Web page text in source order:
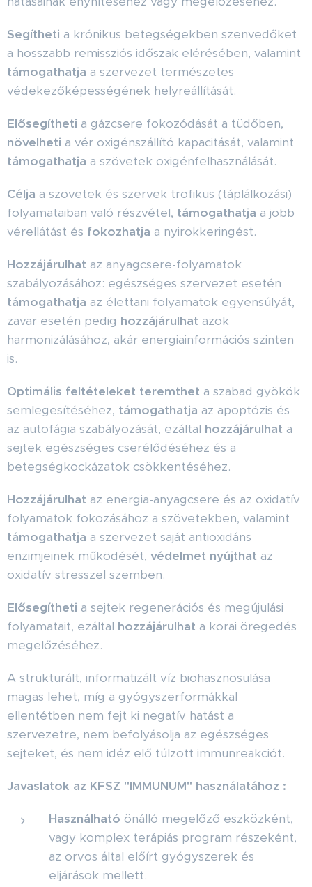
Segítheti a krónikus betegségekben szenvedőket
a hosszabb remissziós időszak elérésében, valamint
támogathatja a szervezet természetes
védekezőképességének helyreállítását.
Elősegítheti a gázcsere fokozódását a tüdőben,
növelheti a vér oxigénszállító kapacitását, valamint
támogathatja a szövetek oxigénfelhasználását.
Célja a szövetek és szervek trofikus (táplálkozási)
folyamataiban való részvétel, támogathatja a jobb
vérellátást és fokozhatja a nyirokkeringést.
Hozzájárulhat az anyagcsere-folyamatok
szabályozásához: egészséges szervezet esetén
támogathatja az élettani folyamatok egyensúlyát,
zavar esetén pedig hozzájárulhat azok
harmonizálásához, akár energiainformációs szinten
is.
Optimális feltételeket teremthet a szabad gyökök
semlegesítéséhez, támogathatja az apoptózis és
az autofágia szabályozását, ezáltal hozzájárulhat a
sejtek egészséges cserélődéséhez és a
betegségkockázatok csökkentéséhez.
Hozzájárulhat az energia-anyagcsere és az oxidatív
folyamatok fokozásához a szövetekben, valamint
támogathatja a szervezet saját antioxidáns
enzimjeinek működését, védelmet nyújthat az
oxidatív stresszel szemben.
Elősegítheti a sejtek regenerációs és megújulási
folyamatait, ezáltal hozzájárulhat a korai öregedés
megelőzéséhez.
A strukturált, informatizált víz biohasznosulása
magas lehet, míg a gyógyszerformákkal
ellentétben nem fejt ki negatív hatást a
szervezetre, nem befolyásolja az egészséges
sejteket, és nem idéz elő túlzott immunreakciót.
Javaslatok az KFSZ "IMMUNUM" használatához :
Használható önálló megelőző eszközként,
vagy komplex terápiás program részeként,
az orvos által előírt gyógyszerek és
eljárások mellett.